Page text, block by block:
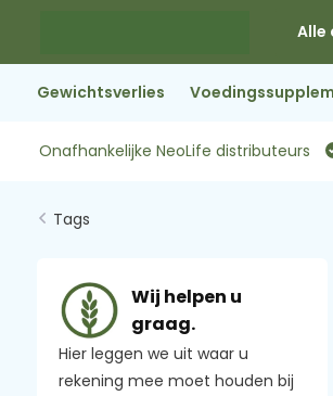
Alle
Gewichtsverlies
Onafhankelijke NeoLife distributeurs
Tags
Wij helpen u
graag.
Hier leggen we uit waar u
rekening mee moet houden bij